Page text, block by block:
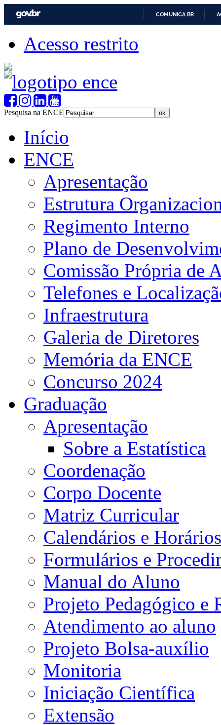
COMUNICA BR
Acesso restrito
Pesquisa na ENCE
Início
ENCE
Apresentação
Estrutura
Regimento Interno
Plano de
Comissão Própria de
Telefones e
Infraestrutura
Galeria de Diretores
Memória da ENCE
Concurso 2024
Graduação
Apresentação
Sobre a Estatística
Coordenação
Corpo Docente
Matriz Curricular
Calendários e Horários
Formulários e
Manual do Aluno
Projeto Pedagógico e
Atendimento ao aluno
Projeto Bolsa-auxílio
Monitoria
Iniciação Científica
Extensão